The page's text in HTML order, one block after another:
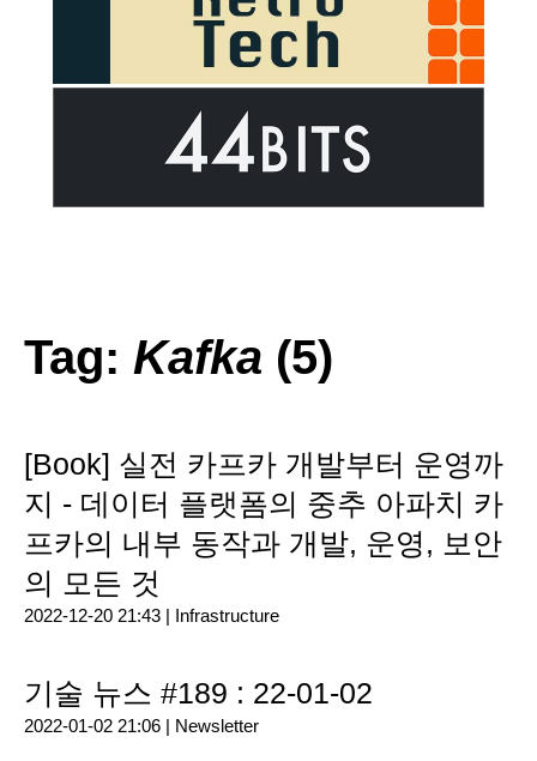
Tag: Kafka (5)
[Book] 실전 카프카 개발부터 운영까
지 - 데이터 플랫폼의 중추 아파치 카
프카의 내부 동작과 개발, 운영, 보안
의 모든 것
2022-12-20 21:43 | Infrastructure
기술 뉴스 #189 : 22-01-02
2022-01-02 21:06 | Newsletter